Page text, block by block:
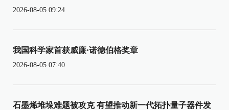
2026-08-05 09:24
我国科学家首获威廉·诺德伯格奖章
2026-08-05 07:40
石墨烯堆垛难题被攻克 有望推动新一代拓扑量子器件发